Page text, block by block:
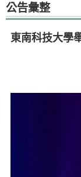
公告彙整
東南科技大學